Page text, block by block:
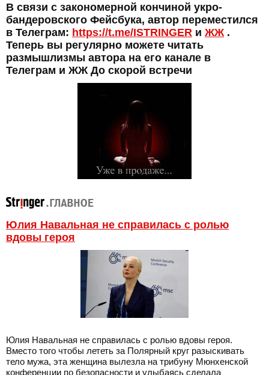
В связи с закономерной кончиной укро-
бандеровского Фейсбука, автор переместился
в Телеграм: https://t.me/ISTRINGER и ЖЖ .
Теперь вы регулярно можете читать
размышлизмы автора на его канале в
Телеграм и ЖЖ До скорой встречи
Юлия Навальная не справилась с ролью
вдовы героя
Юлия Навальная не справилась с ролью вдовы героя.
Вместо того чтобы лететь за Полярный круг разыскивать
тело мужа, эта женщина вылезла на трибуну Мюнхенской
конференции по безопасности и улыбаясь сделала